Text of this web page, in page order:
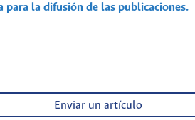
para la difusión de las publicaciones.
Enviar un artículo